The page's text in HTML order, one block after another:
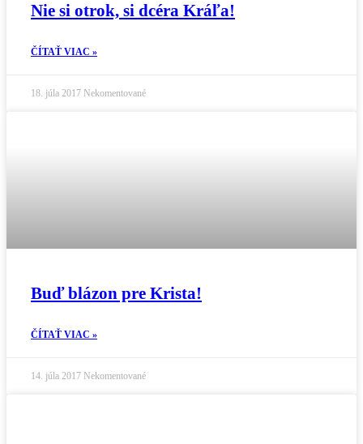
Nie si otrok, si dcéra Kráľa!
ČÍTAŤ VIAC »
18. júla 2017 Nekomentované
Buď blázon pre Krista!
ČÍTAŤ VIAC »
14. júla 2017 Nekomentované